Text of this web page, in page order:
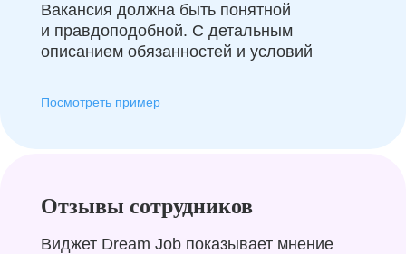
Вакансия должна быть понятной
и правдоподобной. С детальным
описанием обязанностей и условий
Посмотреть пример
Отзывы сотрудников
Виджет Dream Job показывает мнение